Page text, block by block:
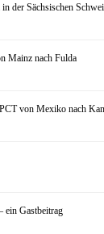
der Sächsischen
Mainz nach Fulda
von Mexiko nach
ein Gastbeitrag